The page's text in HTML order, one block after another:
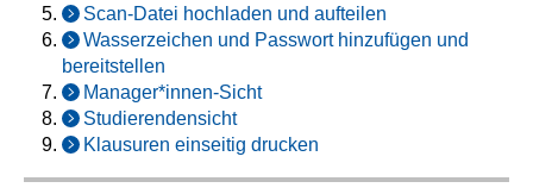
Scan-Datei hochladen und aufteilen
Wasserzeichen und Passwort hinzufügen und
bereitstellen
Manager*innen-Sicht
Studierendensicht
Klausuren einseitig drucken